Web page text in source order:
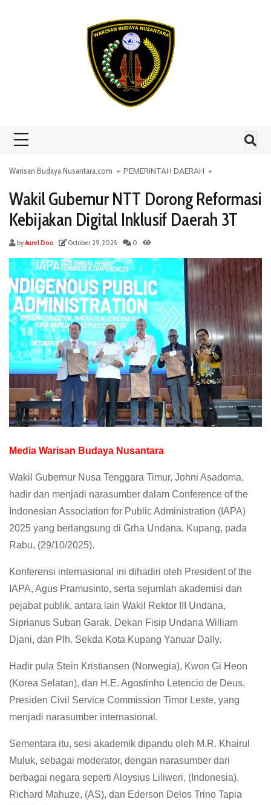
Warisan Budaya Nusantara.com » PEMERINTAH DAERAH »
Wakil Gubernur NTT Dorong Reformasi
Kebijakan Digital Inklusif Daerah 3T
byAurel Doo October 29, 2025 0
Media Warisan Budaya Nusantara
Wakil Gubernur Nusa Tenggara Timur, Johni Asadoma,
hadir dan menjadi narasumber dalam Conference of the
Indonesian Association for Public Administration (IAPA)
2025 yang berlangsung di Grha Undana, Kupang, pada
Rabu, (29/10/2025).
Konferensi internasional ini dihadiri oleh President of the
IAPA, Agus Pramusinto, serta sejumlah akademisi dan
pejabat publik, antara lain Wakil Rektor III Undana,
Siprianus Suban Garak, Dekan Fisip Undana William
Djani, dan Plh. Sekda Kota Kupang Yanuar Dally.
Hadir pula Stein Kristiansen (Norwegia), Kwon Gi Heon
(Korea Selatan), dan H.E. Agostinho Letencio de Deus,
Presiden Civil Service Commission Timor Leste, yang
menjadi narasumber internasional.
Sementara itu, sesi akademik dipandu oleh M.R. Khairul
Muluk, sebagai moderator, dengan narasumber dari
berbagai negara seperti Aloysius Liliweri, (Indonesia),
Richard Mahuze, (AS), dan Ederson Delos Trino Tapia